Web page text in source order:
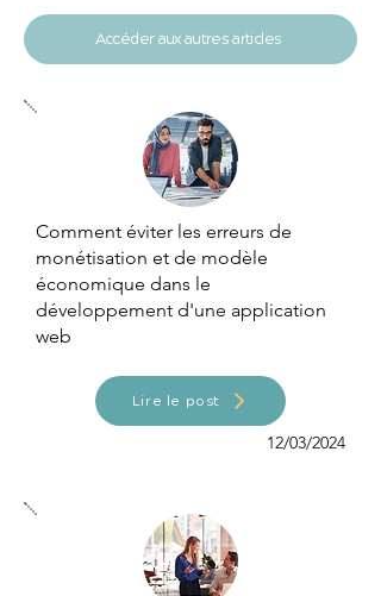
Accéder aux autres articles
Comment éviter les erreurs de
monétisation et de modèle
économique dans le
développement d'une application
web
Lire le post
12/03/2024